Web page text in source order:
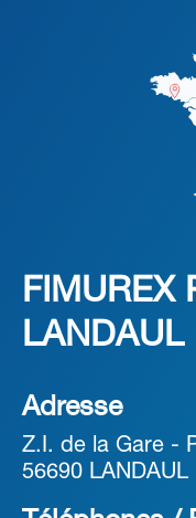
FIMUREX
LANDAUL
Adresse
Z.I. de la Gare -
56690 LANDAUL